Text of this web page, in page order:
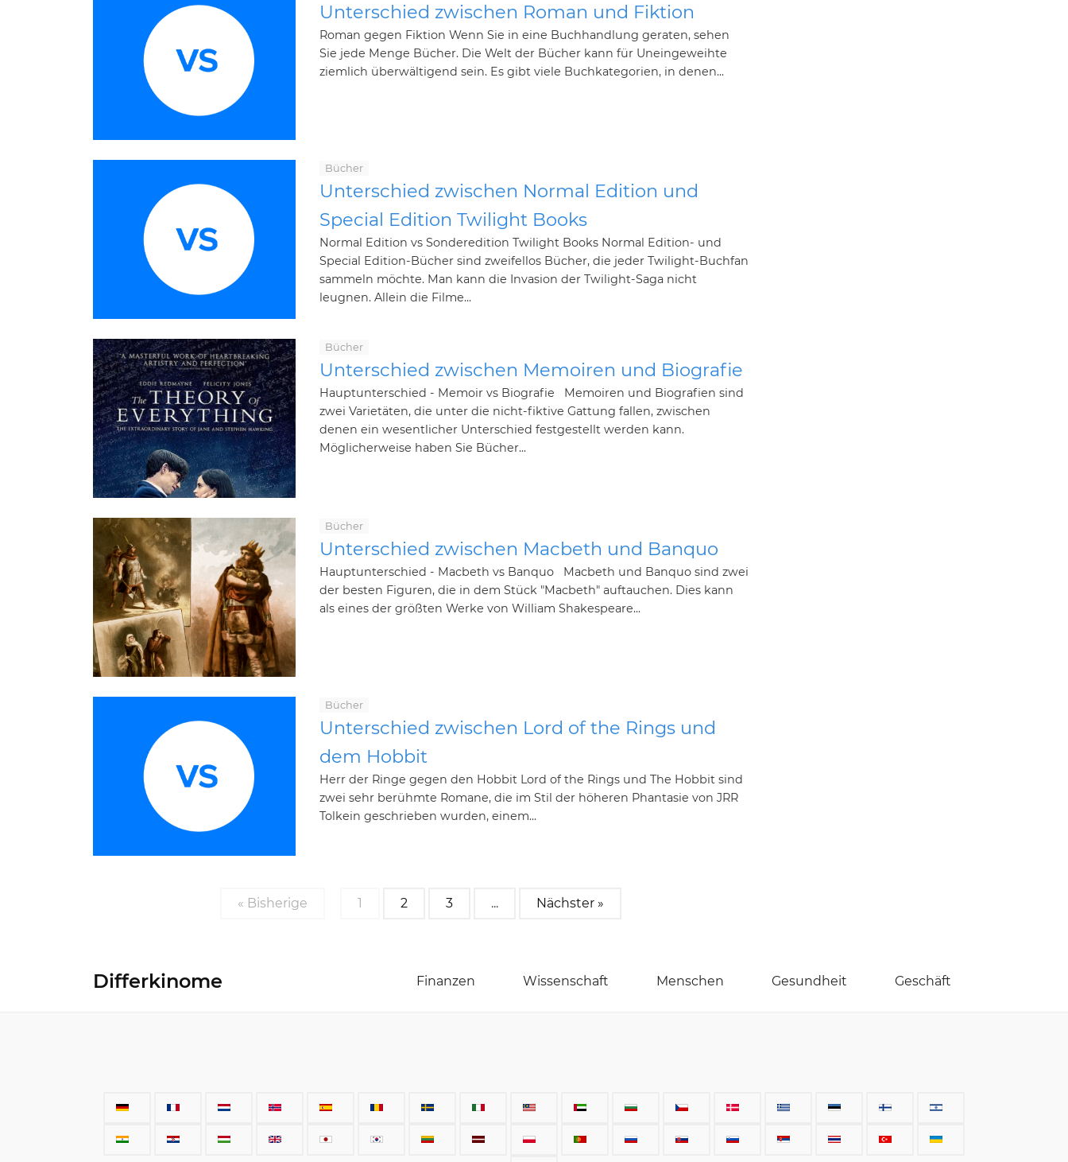
Unterschied zwischen Roman und Fiktion
Roman gegen Fiktion Wenn Sie in eine Buchhandlung geraten, sehen
Sie jede Menge Bücher. Die Welt der Bücher kann für Uneingeweihte
ziemlich überwältigend sein. Es gibt viele Buchkategorien, in denen...
Bücher
Unterschied zwischen Normal Edition und
Special Edition Twilight Books
Normal Edition vs Sonderedition Twilight Books Normal Edition- und
Special Edition-Bücher sind zweifellos Bücher, die jeder Twilight-Buchfan
sammeln möchte. Man kann die Invasion der Twilight-Saga nicht
leugnen. Allein die Filme...
Bücher
Unterschied zwischen Memoiren und Biografie
Hauptunterschied - Memoir vs Biografie Memoiren und Biografien sind
zwei Varietäten, die unter die nicht-fiktive Gattung fallen, zwischen
denen ein wesentlicher Unterschied festgestellt werden kann.
Möglicherweise haben Sie Bücher...
Bücher
Unterschied zwischen Macbeth und Banquo
Hauptunterschied - Macbeth vs Banquo Macbeth und Banquo sind zwei
der besten Figuren, die in dem Stück "Macbeth" auftauchen. Dies kann
als eines der größten Werke von William Shakespeare...
Bücher
Unterschied zwischen Lord of the Rings und
dem Hobbit
Herr der Ringe gegen den Hobbit Lord of the Rings und The Hobbit sind
zwei sehr berühmte Romane, die im Stil der höheren Phantasie von JRR
Tolkein geschrieben wurden, einem...
« Bisherige 1 2 3 ... Nächster »
Differkinome Finanzen Wissenschaft Menschen Gesundheit Geschäft